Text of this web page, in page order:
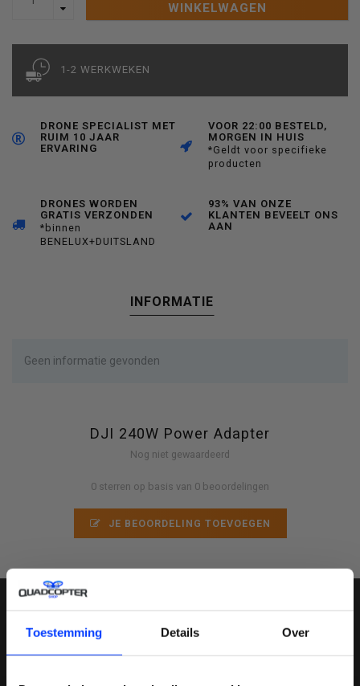
Toestemming Details Over
WINKELWAGEN
1-2 WERKWEKEN
DRONE SPECIALIST MET
RUIM 10 JAAR
ERVARING
VOOR 22:00 BESTELD,
MORGEN IN HUIS
*Geldt voor specifieke
producten
DRONES WORDEN
GRATIS VERZONDEN
*binnen
BENELUX+DUITSLAND
93% VAN ONZE
KLANTEN BEVEELT ONS
AAN
INFORMATIE
Geen informatie gevonden
DJI 240W Power Adapter
Nog niet gewaardeerd
0 sterren op basis van 0 beoordelingen
JE BEOORDELING TOEVOEGEN
MELD JE AAN VOOR ONZE NIEUWSBRIEF